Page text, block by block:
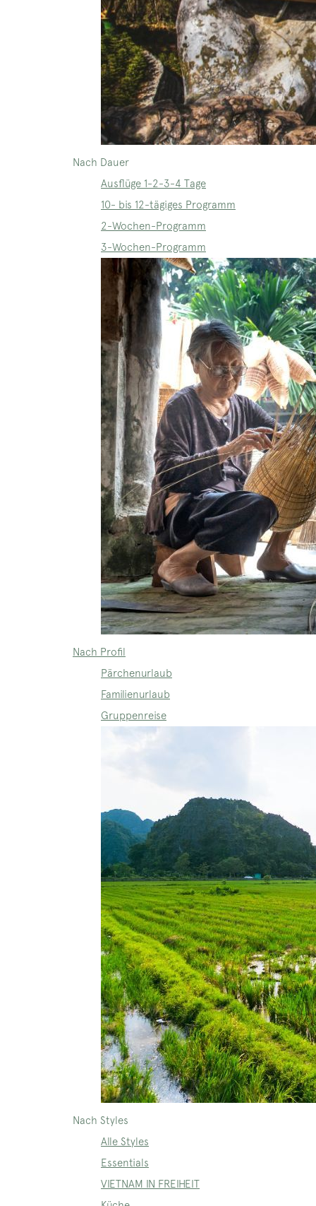
Nach Dauer
Ausflüge 1-2-3-4 Tage
10- bis 12-tägiges Programm
2-Wochen-Programm
3-Wochen-Programm
Nach Profil
Pärchenurlaub
Familienurlaub
Gruppenreise
Nach Styles
Alle Styles
Essentials
VIETNAM IN FREIHEIT